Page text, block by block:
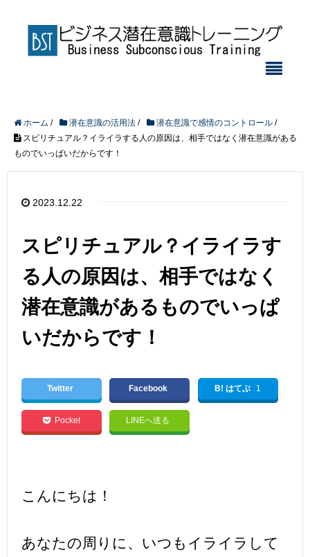
ホーム / 潜在意識の活用法 / 潜在意識で感情のコントロール /
スピリチュアル？イライラする人の原因は、相手ではなく潜在意識がある
ものでいっぱいだからです！
2023.12.22
スピリチュアル？イライラす
る人の原因は、相手ではなく
潜在意識があるものでいっぱ
いだからです！
Twitter Facebook B! はてぶ 1
Pocket LINEへ送る
こんにちは！
あなたの周りに、いつもイライラして